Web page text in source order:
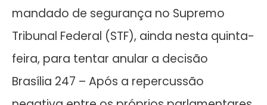
mandado de segurança no Supremo
Tribunal Federal (STF), ainda nesta quinta-
feira, para tentar anular a decisão
Brasília 247 – Após a repercussão